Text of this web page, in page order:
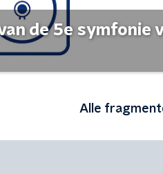
de 5e symfonie
Alle